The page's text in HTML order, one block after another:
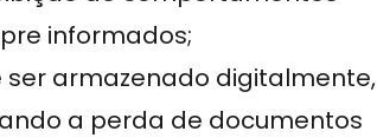
informados;
armazenado digitalmente,
a perda de documentos